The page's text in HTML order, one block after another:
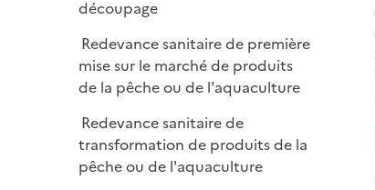
découpage
Redevance sanitaire de première
mise sur le marché de produits
de la pêche ou de l'aquaculture
Redevance sanitaire de
transformation de produits de la
pêche ou de l'aquaculture